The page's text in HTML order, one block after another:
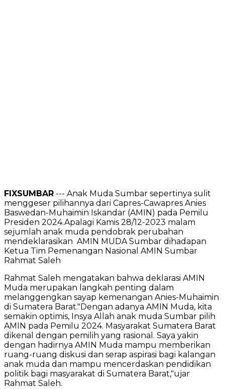
FIXSUMBAR --- Anak Muda Sumbar sepertinya sulit
menggeser pilihannya dari Capres-Cawapres Anies
Baswedan-Muhaimin Iskandar (AMIN) pada Pemilu
Presiden 2024.Apalagi Kamis 28/12-2023 malam
sejumlah anak muda pendobrak perubahan
mendeklarasikan AMIN MUDA Sumbar dihadapan
Ketua Tim Pemenangan Nasional AMIN Sumbar
Rahmat Saleh
Rahmat Saleh mengatakan bahwa deklarasi AMIN
Muda merupakan langkah penting dalam
melanggengkan sayap kemenangan Anies-Muhaimin
di Sumatera Barat."Dengan adanya AMIN Muda, kita
semakin optimis, Insya Allah anak muda Sumbar pilih
AMIN pada Pemilu 2024. Masyarakat Sumatera Barat
dikenal dengan pemilih yang rasional. Saya yakin
dengan hadirnya AMIN Muda mampu memberikan
ruang-ruang diskusi dan serap aspirasi bagi kalangan
anak muda dan mampu mencerdaskan pendidikan
politik bagi masyarakat di Sumatera Barat,"ujar
Rahmat Saleh.